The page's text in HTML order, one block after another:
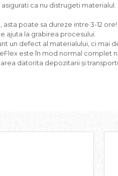
ca nu distrugeti materialul.
poate sa dureze intre 3-12 ore!
ajuta la grabirea procesului.
un defect al materialului, ci
este în mod normal complet
datorita depozitarii și